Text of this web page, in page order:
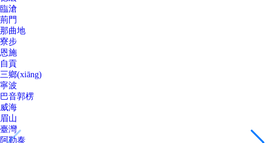
臨滄
荊門
那曲地
寮步
恩施
自貢
三鄉(xiāng)
寧波
巴音郭楞
威海
眉山
臺灣
阿勒泰